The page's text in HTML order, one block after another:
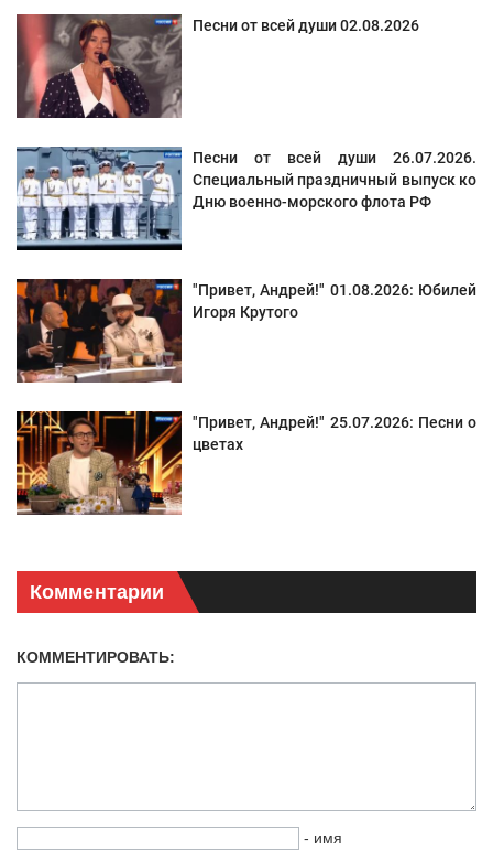
Песни от всей души 02.08.2026
Песни от всей души 26.07.2026.
Специальный праздничный выпуск ко
Дню военно-морского флота РФ
"Привет, Андрей!" 01.08.2026: Юбилей
Игоря Крутого
"Привет, Андрей!" 25.07.2026: Песни о
цветах
Комментарии
КОММЕНТИРОВАТЬ:
- имя